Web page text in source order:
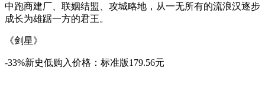
中跑商建厂、联姻结盟、攻城略地，从一无所有的流浪汉逐步
成长为雄踞一方的君王。
《剑星》
-33%新史低购入价格：标准版179.56元